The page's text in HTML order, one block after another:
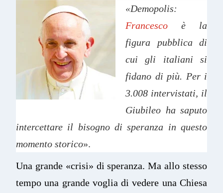
«Demopolis:
Francesco è la
figura pubblica di
cui gli italiani si
fidano di più. Per i
3.008 intervistati, il
Giubileo ha saputo
intercettare il bisogno di speranza in questo
momento storico».
Una grande «crisi» di speranza. Ma allo stesso
tempo una grande voglia di vedere una Chiesa